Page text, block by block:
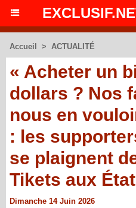
Accueil > ACTUALITÉ
« Acheter un
dollars ? Nos
nous en
: les
se plaignent
Tikets aux
Dimanche 14 Juin 2026